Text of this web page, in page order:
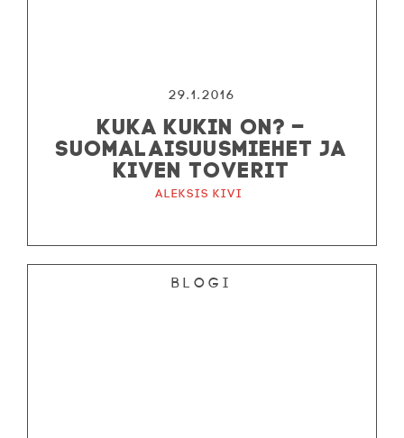
29.1.2016
KUKA KUKIN ON? –
SUOMALAISUUSMIEHET JA
KIVEN TOVERIT
Aleksis Kivi
Blogi